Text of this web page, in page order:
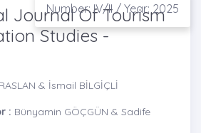
Number: IV/II / Year: 2025
Journal Of Tourism
Studies -
& İsmail BİLGİÇLİ
: Bünyamin GÖÇGÜN & Sadife